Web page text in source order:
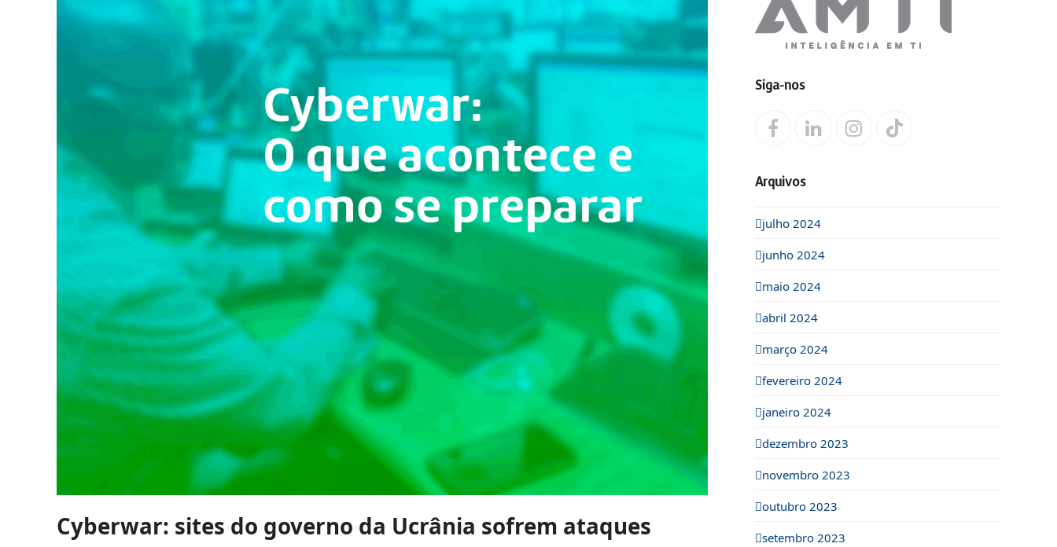
Cyberwar: sites do governo da Ucrânia sofrem ataques
Siga-nos
Facebook
LinkedInInstagram
Tiktok
Arquivos
julho 2024
junho 2024
maio 2024
abril 2024
março 2024
fevereiro 2024
janeiro 2024
dezembro 2023
novembro 2023
outubro 2023
setembro 2023